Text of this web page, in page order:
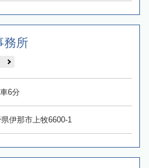
務所
6分
伊那市上牧6600-1